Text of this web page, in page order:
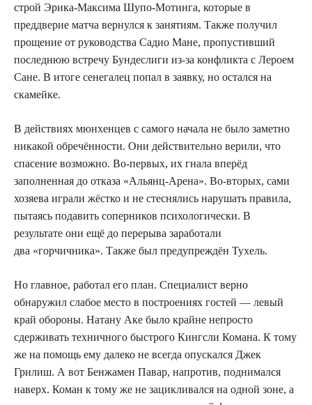
строй Эрика-Максима Шупо-Мотинга, которые в
преддверие матча вернулся к занятиям. Также получил
прощение от руководства Садио Мане, пропустивший
последнюю встречу Бундеслиги из-за конфликта с Лероем
Сане. В итоге сенегалец попал в заявку, но остался на
скамейке.
В действиях мюнхенцев с самого начала не было заметно
никакой обречённости. Они действительно верили, что
спасение возможно. Во-первых, их гнала вперёд
заполненная до отказа «Альянц-Арена». Во-вторых, сами
хозяева играли жёстко и не стеснялись нарушать правила,
пытаясь подавить соперников психологически. В
результате они ещё до перерыва заработали
два «горчичника». Также был предупреждён Тухель.
Но главное, работал его план. Специалист верно
обнаружил слабое место в построениях гостей — левый
край обороны. Натану Аке было крайне непросто
сдерживать техничного быстрого Кингсли Комана. К тому
же на помощь ему далеко не всегда опускался Джек
Грилиш. А вот Бенжамен Павар, напротив, поднимался
наверх. Коман к тому же не зацикливался на одной зоне, а